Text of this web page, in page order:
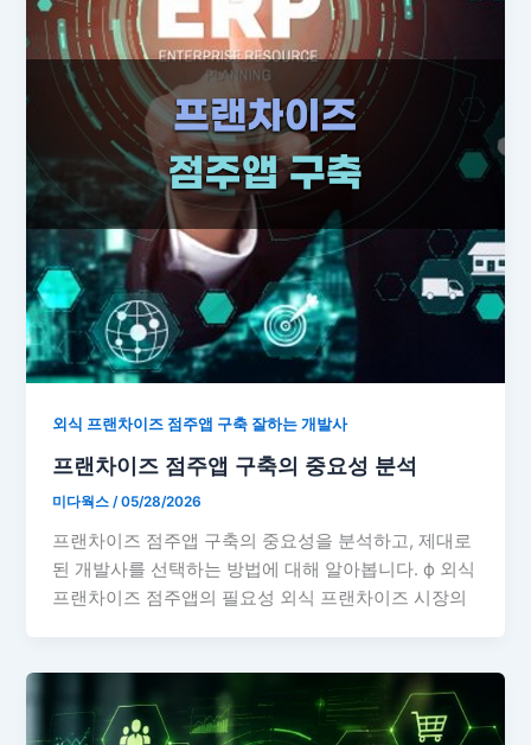
외식 프랜차이즈 점주앱 구축 잘하는 개발사
프랜차이즈 점주앱 구축의 중요성 분석
미다웍스 /05/28/2026
프랜차이즈 점주앱 구축의 중요성을 분석하고, 제대로
된 개발사를 선택하는 방법에 대해 알아봅니다. ф 외식
프랜차이즈 점주앱의 필요성 외식 프랜차이즈 시장의